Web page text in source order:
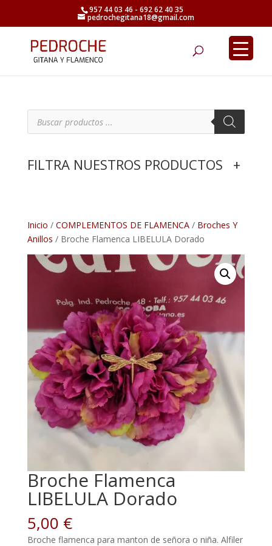
957 44 03 46 - 692 62 40 35
pedrochegitana18@gmail.com
Inicio / COMPLEMENTOS DE FLAMENCA/ Broches Y
Anillos / Broche Flamenca LIBELULA Dorado
Broche Flamenca
LIBELULA Dorado
5,00 €
Broche flamenca para manton de señora o niña. Alfiler
B
d
a
d
u
c
o
FILTRA NUESTROS PRODUCTOS +